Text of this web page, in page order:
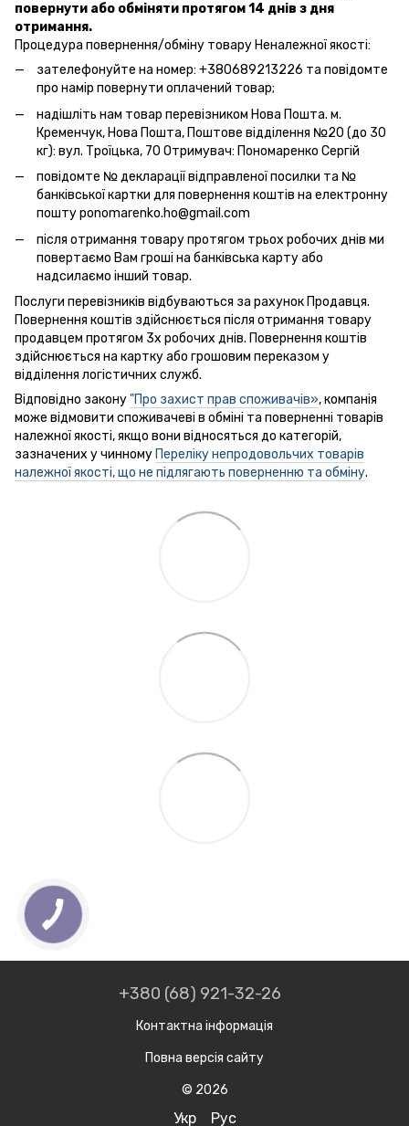
повернути або обміняти протягом 14 днів з дня
отримання.
Процедура повернення/обміну товару Неналежної якості:
зателефонуйте на номер: +380689213226 та повідомте
про намір повернути оплачений товар;
надішліть нам товар перевізником Нова Пошта. м.
Кременчук, Нова Пошта, Поштове відділення №20 (до 30
кг): вул. Троїцька, 70 Отримувач: Пономаренко Сергій
повідомте № декларації відправленої посилки та №
банківської картки для повернення коштів на електронну
пошту ponomarenko.ho@gmail.com
після отримання товару протягом трьох робочих днів ми
повертаємо Вам гроші на банківська карту або
надсилаємо інший товар.
Послуги перевізників відбуваються за рахунок Продавця.
Повернення коштів здійснюється після отримання товару
продавцем протягом 3х робочих днів. Повернення коштів
здійснюється на картку або грошовим переказом у
відділення логістичних служб.
Відповідно закону"Про захист прав споживачів», компанія
може відмовити споживачеві в обміні та поверненні товарів
належної якості, якщо вони відносяться до категорій,
зазначених у чинному Переліку непродовольчих товарів
належної якості, що не підлягають поверненню та обміну.
+380 (68) 921-32-26
Контактна інформація
Повна версія сайту
© 2026
Укр Рус